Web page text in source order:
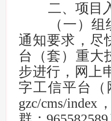
二、项目
（一）
通知要求，尽
台（套）重大
步进行，网上
字工信平台（
gzc/cms/index